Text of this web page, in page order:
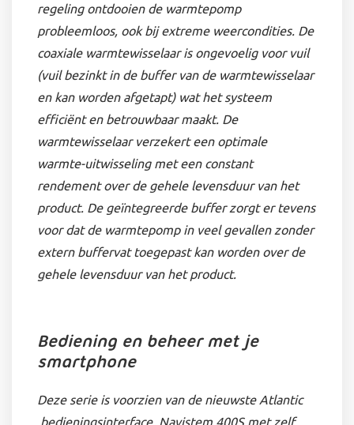
regeling ontdooien de warmtepomp
probleemloos, ook bij extreme weercondities. De
coaxiale warmtewisselaar is ongevoelig voor vuil
(vuil bezinkt in de buffer van de warmtewisselaar
en kan worden afgetapt) wat het systeem
efficiënt en betrouwbaar maakt. De
warmtewisselaar verzekert een optimale
warmte-uitwisseling met een constant
rendement over de gehele levensduur van het
product. De geïntegreerde buffer zorgt er tevens
voor dat de warmtepomp in veel gevallen zonder
extern buffervat toegepast kan worden over de
gehele levensduur van het product.
Bediening en beheer met je
smartphone
Deze serie is voorzien van de nieuwste Atlantic
bedieningsinterface. Navistem 400S met zelf